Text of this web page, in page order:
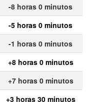
-8 horas 0 minutos
-5 horas 0 minutos
-1 horas 0 minutos
+8 horas 0 minutos
+7 horas 0 minutos
+3 horas 30 minutos